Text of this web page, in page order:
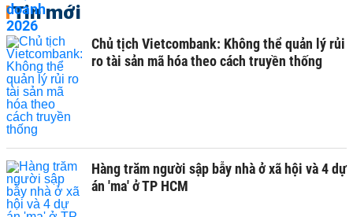
Tin mới
Chủ tịch Vietcombank: Không thể quản lý rủi
ro tài sản mã hóa theo cách truyền thống
Hàng trăm người sập bẫy nhà ở xã hội và 4 dự
án 'ma' ở TP HCM